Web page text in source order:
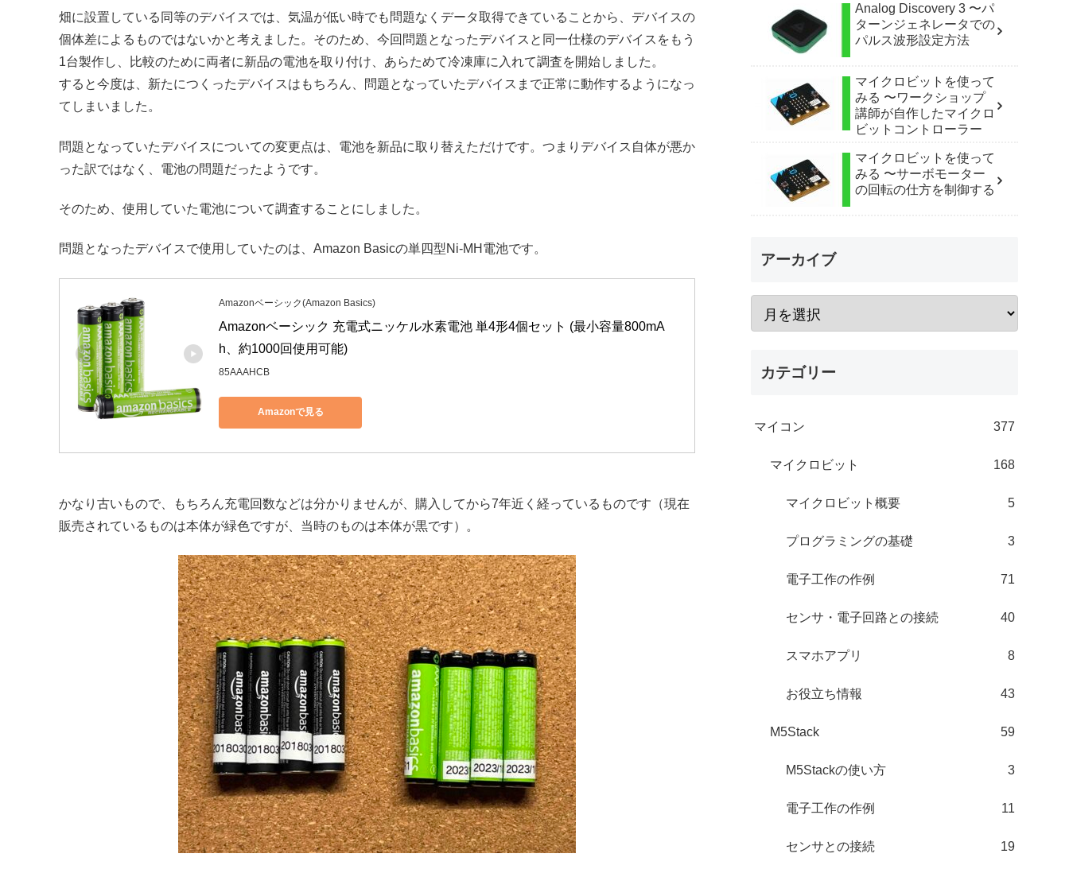
畑に設置している同等のデバイスでは、気温が低い時でも問題なくデータ取得できていることから、デバイスの
個体差によるものではないかと考えました。そのため、今回問題となったデバイスと同一仕様のデバイスをもう
1台製作し、比較のために両者に新品の電池を取り付け、あらためて冷凍庫に入れて調査を開始しました。
すると今度は、新たにつくったデバイスはもちろん、問題となっていたデバイスまで正常に動作するようになっ
てしまいました。
問題となっていたデバイスについての変更点は、電池を新品に取り替えただけです。つまりデバイス自体が悪か
った訳ではなく、電池の問題だったようです。
そのため、使用していた電池について調査することにしました。
問題となったデバイスで使用していたのは、Amazon Basicの単四型Ni-MH電池です。
Amazonベーシック(Amazon Basics)
Amazonベーシック 充電式ニッケル水素電池 単4形4個セット (最小容量800mA
h、約1000回使用可能)
85AAAHCB
Amazonで見る
かなり古いもので、もちろん充電回数などは分かりませんが、購入してから7年近く経っているものです（現在
販売されているものは本体が緑色ですが、当時のものは本体が黒です）。
Analog Discovery 3 〜パ
ターンジェネレータでの
パルス波形設定方法
マイクロビットを使って
みる 〜ワークショップ
講師が自作したマイクロ
ビットコントローラー
マイクロビットを使って
みる 〜サーボモーター
の回転の仕方を制御する
アーカイブ
カテゴリー
マイコン 377
マイクロビット 168
マイクロビット概要 5
プログラミングの基礎 3
電子工作の作例 71
センサ・電子回路との接続 40
スマホアプリ 8
お役立ち情報 43
M5Stack 59
M5Stackの使い方 3
電子工作の作例 11
センサとの接続 19